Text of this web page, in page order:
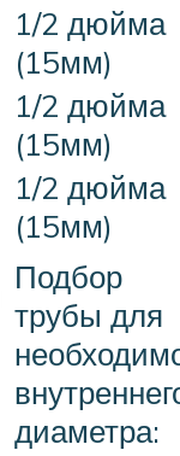
1/2 дюйма
(15мм)
1/2 дюйма
(15мм)
1/2 дюйма
(15мм)
Подбор
трубы для
диаметра: